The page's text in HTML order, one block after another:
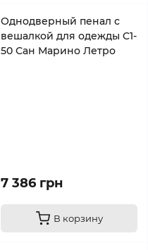
Однодверный пенал с
вешалкой для одежды C1-
50 Сан Марино Летро
7 386 грн
В корзину